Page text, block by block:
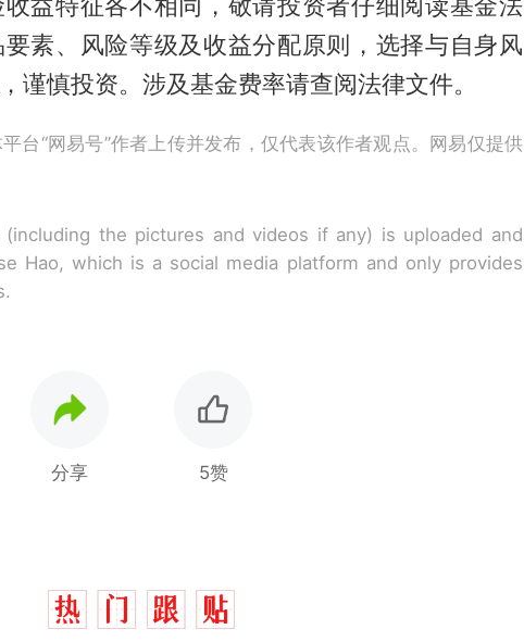
益特征各不相同，敬请投资者仔细阅读基金法
素、风险等级及收益分配原则，选择与自身风
谨慎投资。涉及基金费率请查阅法律文件。
台“网易号”作者上传并发布，仅代表该作者观点。网易仅提供
the pictures and videos if any) is uploaded and
Hao, which is a social media platform and only provides
分享 5赞
全国小炒肉大王”称号，仅凭视频评出？中国烹饪协会回